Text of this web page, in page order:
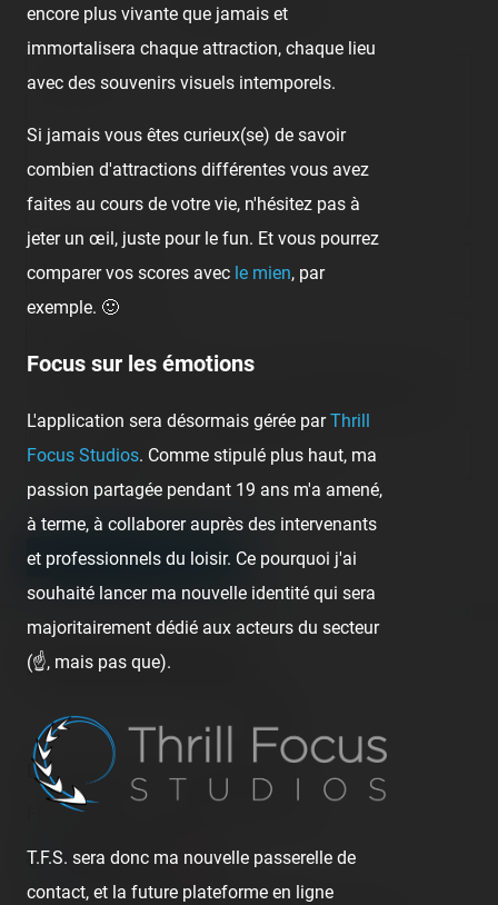
Comment
Nom/prénom
Lien de votre site ou page personnelle
Champ facultatif
LEAVE A COMMENT
About these places
Disneyland Paris - Disneyland Park
France - Marne la Vallée - Île-de-France
encore plus vivante que jamais et
immortalisera chaque attraction, chaque lieu
avec des souvenirs visuels intemporels.
Si jamais vous êtes curieux(se) de savoir
combien d'attractions différentes vous avez
faites au cours de votre vie, n'hésitez pas à
jeter un œil, juste pour le fun. Et vous pourrez
comparer vos scores avec le mien, par
exemple. 🙂
Focus sur les émotions
L'application sera désormais gérée parThrill
Focus Studios. Comme stipulé plus haut, ma
passion partagée pendant 19 ans m'a amené,
à terme, à collaborer auprès des intervenants
et professionnels du loisir. Ce pourquoi j'ai
souhaité lancer ma nouvelle identité qui sera
majoritairement dédié aux acteurs du secteur
(☝️, mais pas que).
T.F.S. sera donc ma nouvelle passerelle de
contact, et la future plateforme en ligne